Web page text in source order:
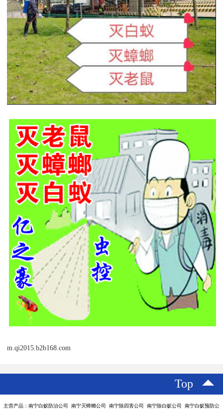
m.qi2015.b2b168.com
Top
主营产品：南宁白蚁防治公司 南宁灭蟑螂公司 南宁除四害公司 南宁除白蚁公司 南宁白蚁预防公